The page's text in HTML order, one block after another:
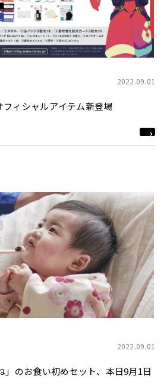
2022.09.01
ィシャルアイテム新登場
2022.09.01
」のお食い初めセット、本日9月1日